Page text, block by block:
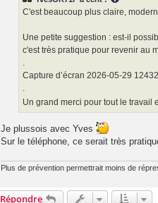
C'est beaucoup plus claire,
Une petite suggestion : est-il
c'est très pratique pour revenir au
Capture d’écran 2026-05-29
Un grand merci pour tout le travail
Je plussois avec Yves
Sur le téléphone, ce serait très
Plus de prévention permettrait moins de
Répondre